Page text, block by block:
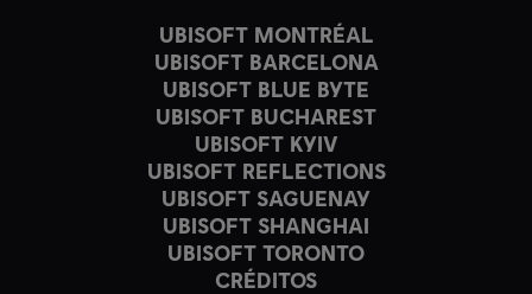
UBISOFT MONTRÉAL
UBISOFT BARCELONA
UBISOFT BLUE BYTE
UBISOFT BUCHAREST
UBISOFT KYIV
UBISOFT REFLECTIONS
UBISOFT SAGUENAY
UBISOFT SHANGHAI
UBISOFT TORONTO
CRÉDITOS